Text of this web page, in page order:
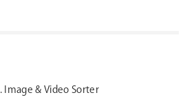
社 フローティングライセン
Image & Video Sorter